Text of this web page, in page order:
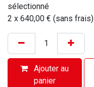
sélectionné
2 x 640,00 € (sans frais)
Ajouter au
panier